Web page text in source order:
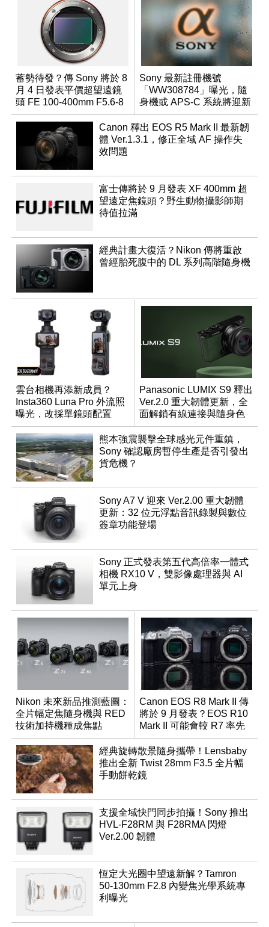
蓄勢待發？傳 Sony 將於 8
月 4 日發表平價超望遠鏡
頭 FE 100-400mm F5.6-8
Sony 最新註冊機號
「WW308784」曝光，隨
身機或 APS-C 系統將迎新
成員？
Canon 釋出 EOS R5 Mark II 最新韌
體 Ver.1.3.1，修正全域 AF 操作失
效問題
富士傳將於 9 月發表 XF 400mm 超
望遠定焦鏡頭？野生動物攝影師期
待值拉滿
經典計畫大復活？Nikon 傳將重啟
曾經胎死腹中的 DL 系列高階隨身機
雲台相機再添新成員？
Insta360 Luna Pro 外流照
曝光，改採單鏡頭配置
Panasonic LUMIX S9 釋出
Ver.2.0 重大韌體更新，全
面解鎖有線連接與隨身色
調編輯
熊本強震襲擊全球感光元件重鎮，
Sony 確認廠房暫停生產是否引發出
貨危機？
Sony A7 V 迎來 Ver.2.00 重大韌體
更新：32 位元浮點音訊錄製與數位
簽章功能登場
Sony 正式發表第五代高倍率一體式
相機 RX10 V，雙影像處理器與 AI
單元上身
Nikon 未來新品推測藍圖：
全片幅定焦隨身機與 RED
技術加持機種成焦點
Canon EOS R8 Mark II 傳
將於 9 月發表？EOS R10
Mark II 可能會較 R7 率先
推出
經典旋轉散景隨身攜帶！Lensbaby
推出全新 Twist 28mm F3.5 全片幅
手動餅乾鏡
支援全域快門同步拍攝！Sony 推出
HVL-F28RM 與 F28RMA 閃燈
Ver.2.00 韌體
恆定大光圈中望遠新解？Tamron
50-130mm F2.8 內變焦光學系統專
利曝光